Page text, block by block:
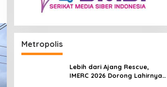
Metropolis
Lebih dari Ajang Rescue,
IMERC 2026 Dorong Lahirnya